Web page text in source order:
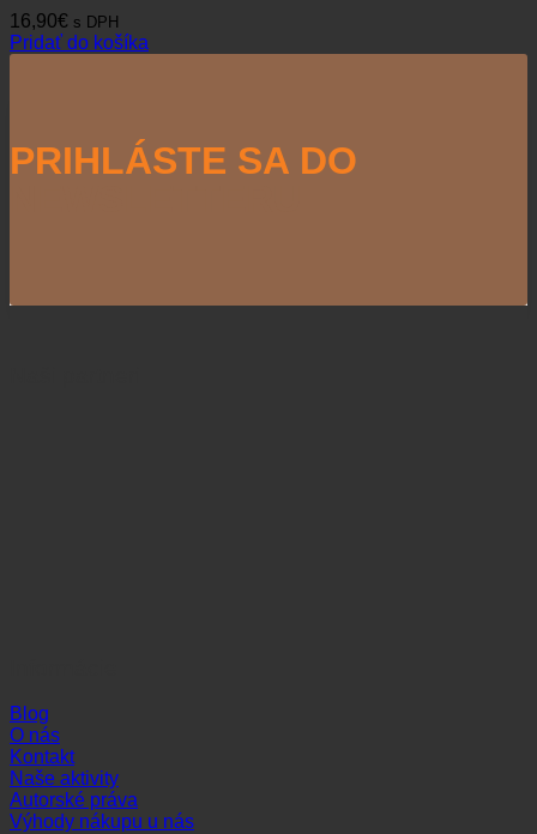
16,90€ s DPH
Pridať do košíka
PRIHLÁSTE SA DO
Blog
O nás
Kontakt
Naše aktivity
Autorské práva
Výhody nákupu u nás